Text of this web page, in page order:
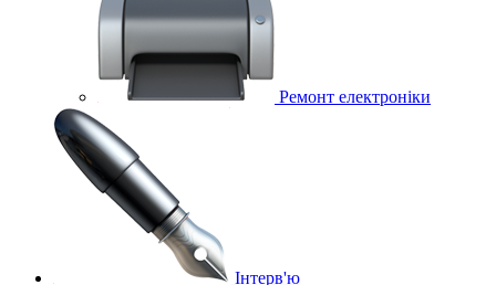
Ремонт електроніки
Інтерв'ю